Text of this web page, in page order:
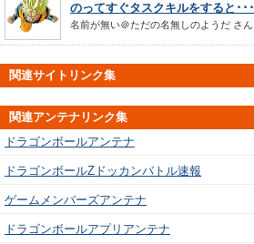
のってすぐタスクキルをすると･･･
名前が無い＠ただの名無しのようだ さん
関連サイトリンク集
関連アンテナリンク集
ドラゴンボールアンテナ
ドラゴンボールZドッカンバトル速報
ゲームメンバーズアンテナ
ドラゴンボールアプリアンテナ